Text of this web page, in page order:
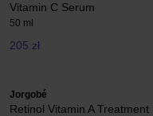
Vitamin C Serum
50 ml
205 zł
Jorgobé
Retinol Vitamin A Treatment